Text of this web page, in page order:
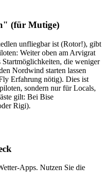
(für Mutige)
unfliegbar ist (Rotor!), gibt
Weiter oben am Arvigrat
Startmöglichkeiten, die weniger
Nordwind starten lassen
Erfahrung nötig). Dies ist
sondern nur für Locals,
gilt: Bei Bise
Rigi).
Apps. Nutzen Sie die